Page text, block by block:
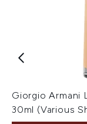
Giorgio Armani
30ml (Various